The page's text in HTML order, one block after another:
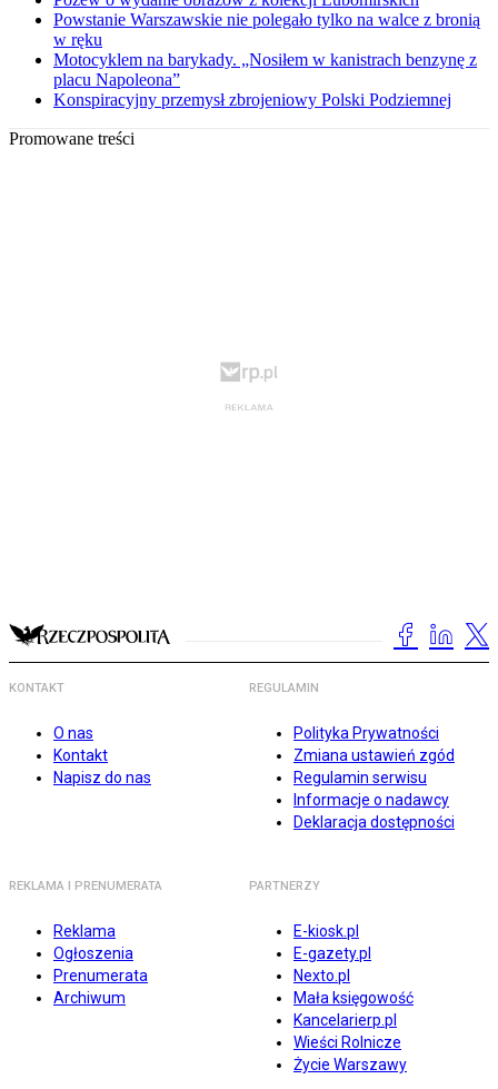
Powstanie Warszawskie nie polegało tylko na walce z bronią
w ręku
Motocyklem na barykady. „Nosiłem w kanistrach benzynę z
placu Napoleona”
Konspiracyjny przemysł zbrojeniowy Polski Podziemnej
Promowane treści
KONTAKT
O nas
Kontakt
Napisz do nas
REGULAMIN
Polityka Prywatności
Zmiana ustawień zgód
Regulamin serwisu
Informacje o nadawcy
Deklaracja dostępności
REKLAMA I PRENUMERATA
Reklama
Ogłoszenia
Prenumerata
Archiwum
PARTNERZY
E-kiosk.pl
E-gazety.pl
Nexto.pl
Mała księgowość
Kancelarierp.pl
Wieści Rolnicze
Życie Warszawy